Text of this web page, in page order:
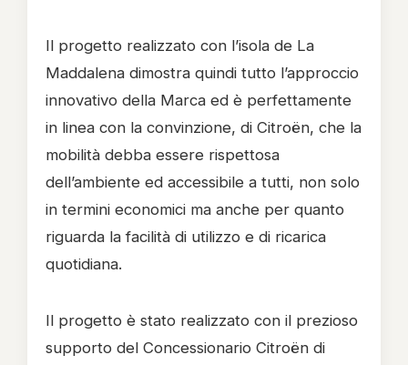
Il progetto realizzato con l’isola de La
Maddalena dimostra quindi tutto l’approccio
innovativo della Marca ed è perfettamente
in linea con la convinzione, di Citroën, che la
mobilità debba essere rispettosa
dell’ambiente ed accessibile a tutti, non solo
in termini economici ma anche per quanto
riguarda la facilità di utilizzo e di ricarica
quotidiana.
Il progetto è stato realizzato con il prezioso
supporto del Concessionario Citroën di